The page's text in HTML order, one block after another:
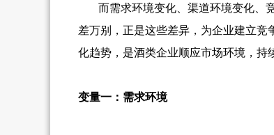
而需求环境变化、渠道环境变化、
差万别，正是这些差异，为企业建立
化趋势，是酒类企业顺应市场环境，持
变量一：需求环境